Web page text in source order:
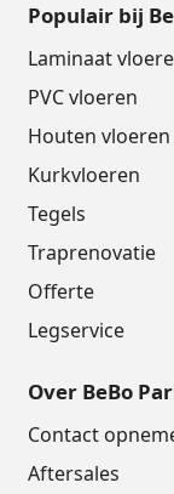
Populair bij
Laminaat
PVC vloeren
Houten vloeren
Kurkvloeren
Tegels
Traprenovatie
Offerte
Legservice
Over BeBo
Contact
Aftersales